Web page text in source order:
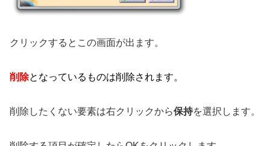
クリックするとこの画面が出ます。
削除となっているものは削除されます。
削除したくない要素は右クリックから保持を選択します。